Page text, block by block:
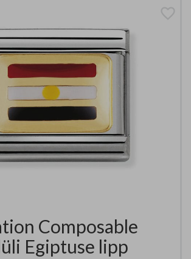
Composable
Egiptuse lipp